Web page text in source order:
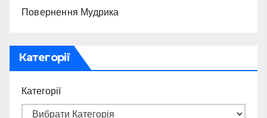
Повернення Мудрика
Категорії
Категорії